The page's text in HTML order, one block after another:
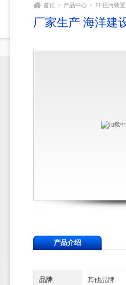
首页 > 产品中心 > PE拦污装置
厂家生产 海洋建
产品介绍
品牌 其他品牌